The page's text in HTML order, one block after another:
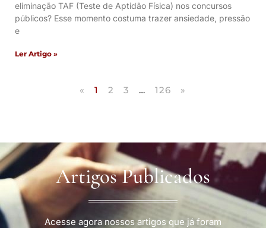
eliminação TAF (Teste de Aptidão Física) nos concursos
públicos? Esse momento costuma trazer ansiedade, pressão
e
Ler Artigo »
« 1 2 3 … 126 »
Artigos Publicados
Acesse agora nossos artigos que já foram